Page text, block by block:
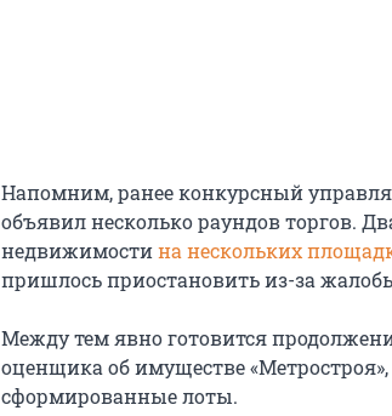
Напомним, ранее конкурсный
объявил несколько раундов торгов.
недвижимостина нескольких
пришлось приостановить из-за
Между тем явно готовится
оценщика об имуществе
сформированные лоты.